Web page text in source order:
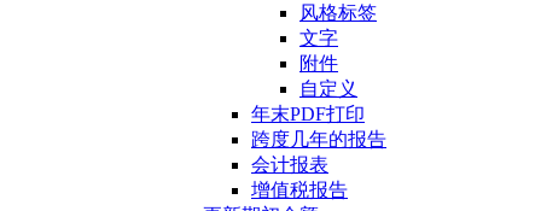
风格标签
文字
附件
自定义
年末PDF打印
跨度几年的报告
会计报表
增值税报告